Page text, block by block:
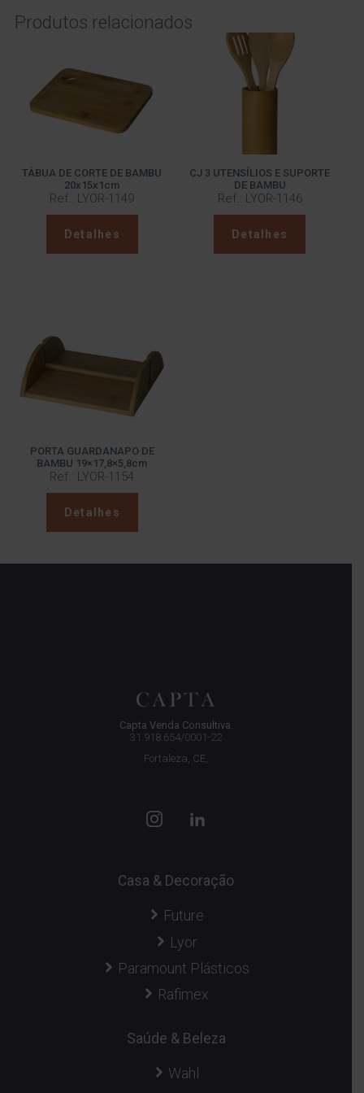
Produtos relacionados
TÁBUA DE CORTE DE BAMBU
20x15x1cm
Ref.: LYOR-1149
Detalhes
CJ 3 UTENSÍLIOS E SUPORTE
DE BAMBU
Ref.: LYOR-1146
Detalhes
PORTA GUARDANAPO DE
BAMBU 19×17,8×5,8cm
Ref.: LYOR-1154
Detalhes
Capta Venda Consultiva.
31.918.654/0001-22
Fortaleza, CE,
Casa & Decoração
Future
Lyor
Paramount Plásticos
Rafimex
Saúde & Beleza
Wahl